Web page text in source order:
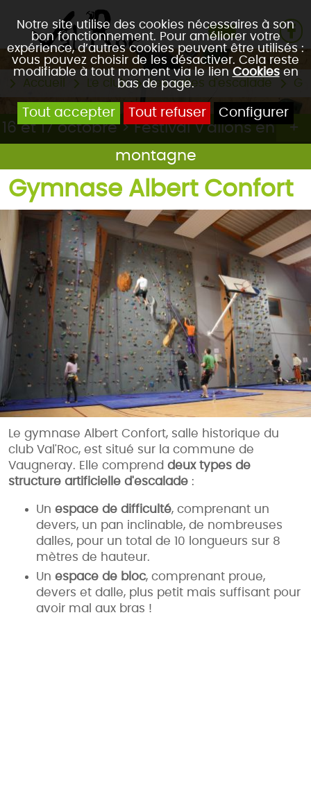
Notre site utilise des cookies nécessaires à son
bon fonctionnement. Pour améliorer votre
expérience, d’autres cookies peuvent être utilisés :
vous pouvez choisir de les désactiver. Cela reste
modifiable à tout moment via le lien Cookiesen
bas de page.
Tout accepter Tout refuser Configurer
Accueil Le club Les salles d'escalade
16 et 17 octobre > Festival V'allons en
montagne
Gymnase Albert Confort
Le gymnase Albert Confort, salle historique du
club Val'Roc, est situé sur la commune de
Vaugneray. Elle comprend deux types de
structure artificielle d'escalade :
Un espace de difficulté, comprenant un
devers, un pan inclinable, de nombreuses
dalles, pour un total de 10 longueurs sur 8
mètres de hauteur.
Un espace de bloc, comprenant proue,
devers et dalle, plus petit mais suffisant pour
avoir mal aux bras !